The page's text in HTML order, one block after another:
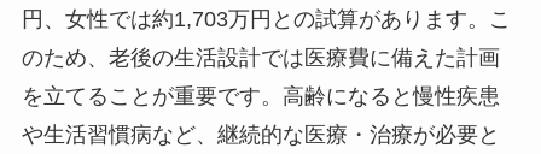
円、女性では約1,703万円との試算があります。こ
のため、老後の生活設計では医療費に備えた計画
を立てることが重要です。高齢になると慢性疾患
や生活習慣病など、継続的な医療・治療が必要と